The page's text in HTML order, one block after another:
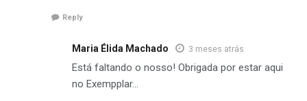
Reply
Maria Élida Machado 3 meses atrás
Está faltando o nosso! Obrigada por estar aqui
no Exempplar…